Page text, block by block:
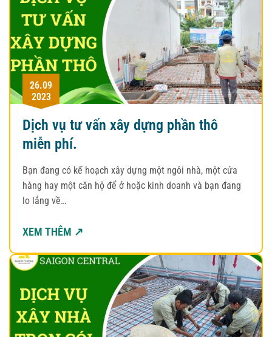
26.09
2023
Dịch vụ tư vấn xây dựng phần thô
miễn phí.
Bạn đang có kế hoạch xây dựng một ngôi nhà, một cửa
hàng hay một căn hộ để ở hoặc kinh doanh và bạn đang
lo lắng về…
XEM THÊM ↗